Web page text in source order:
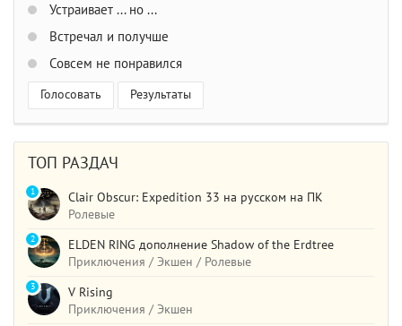
Устраивает ... но ...
Встречал и получше
Совсем не понравился
Голосовать Результаты
ТОП РАЗДАЧ
Clair Obscur: Expedition 33 на русском на ПК
Ролевые
1
ELDEN RING дополнение Shadow of the Erdtree
Приключения / Экшен / Ролевые
2
V Rising
Приключения / Экшен
3